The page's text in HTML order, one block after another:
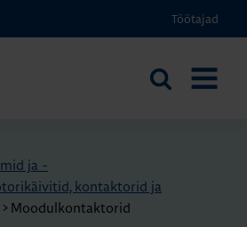
Töötajad
Otsi
ja -
kontaktorid ja
> Moodulkontaktorid